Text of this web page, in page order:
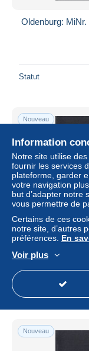
Oldenburg:
Statut
Nouveau
Oldenburg:
Nouveau
Information
Notre site utilise
fournir les services
plateforme, garder
votre navigation
but d’adapter notre
vous permettre de
Certains de ces
notre site, d’autres
préférences. En
Voir plus